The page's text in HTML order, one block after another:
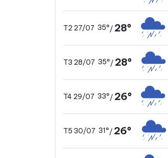
T2 27/07 35°/ 28°
T3 28/07 35°/ 28°
T4 29/07 33°/ 26°
T5 30/07 31°/ 26°